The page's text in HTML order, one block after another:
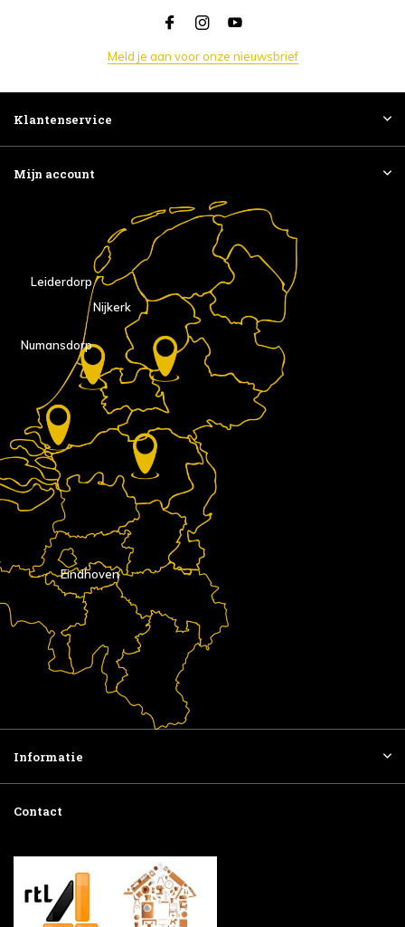
Meld je aan voor onze nieuwsbrief
Klantenservice
Mijn account
Eindhoven
Nijkerk
Numansdorp
Leiderdorp
Informatie
Contact